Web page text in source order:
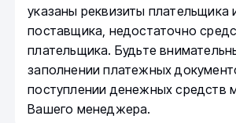
указаны реквизиты плательщика
поставщика, недостаточно
плательщика. Будьте
заполнении платежных
поступлении денежных средств
Вашего менеджера.